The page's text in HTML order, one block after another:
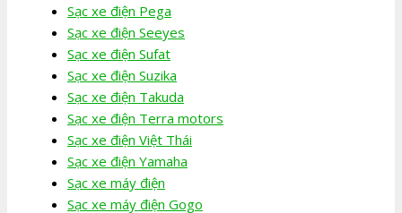
Sạc xe điện Pega
Sạc xe điện Seeyes
Sạc xe điện Sufat
Sạc xe điện Suzika
Sạc xe điện Takuda
Sạc xe điện Terra motors
Sạc xe điện Việt Thái
Sạc xe điện Yamaha
Sạc xe máy điện
Sạc xe máy điện Gogo